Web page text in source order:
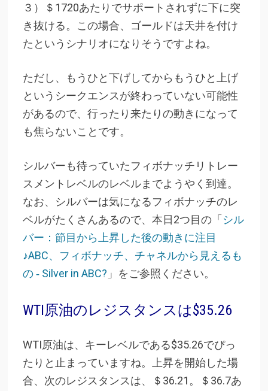
３）＄1720あたりでサポートされずに下に突
き抜ける。この場合、ゴールドは天井を付け
たというシナリオになりそうですよね。
ただし、もうひと下げしてからもうひと上げ
というシークエンスが終わっていない可能性
があるので、行ったり来たりの動きになって
も焦らないことです。
シルバーも待っていたフィボナッチリトレー
スメントレベルのレベルまでようやく到達。
なお、シルバーは気になるフィボナッチのレ
ベルがたくさんあるので、本日2つ目の「シル
バー：節目から上昇した後の動きに注目
♪ABC、フィボナッチ、チャネルから見えるも
の ‐ Silver in ABC? 」をご参照ください。
WTI原油のレジスタンスは$35.26
WTI原油は、キーレベルである$35.26でぴっ
たりと止まっていますね。上昇を開始した場
合、次のレジスタンスは、＄36.21。＄36.7あ